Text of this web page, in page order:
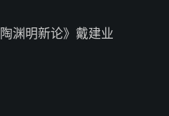
渊明新论》戴建业